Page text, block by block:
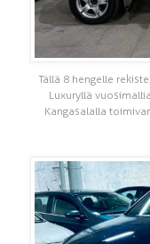
Tällä 8 hengelle
Luxuryllä
Kangasalalla